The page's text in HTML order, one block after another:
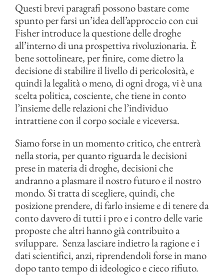
Questi brevi paragrafi possono bastare come
spunto per farsi un’idea dell’approccio con cui
Fisher introduce la questione delle droghe
all’interno di una prospettiva rivoluzionaria. È
bene sottolineare, per finire, come dietro la
decisione di stabilire il livello di pericolosità, e
quindi la legalità o meno, di ogni droga, vi è una
scelta politica, cosciente, che tiene in conto
l’insieme delle relazioni che l’individuo
intrattiene con il corpo sociale e viceversa.
Siamo forse in un momento critico, che entrerà
nella storia, per quanto riguarda le decisioni
prese in materia di droghe, decisioni che
andranno a plasmare il nostro futuro e il nostro
mondo. Si tratta di scegliere, quindi, che
posizione prendere, di farlo insieme e di tenere da
conto davvero di tutti i pro e i contro delle varie
proposte che altri hanno già contribuito a
sviluppare. Senza lasciare indietro la ragione e i
dati scientifici, anzi, riprendendoli forse in mano
dopo tanto tempo di ideologico e cieco rifiuto.